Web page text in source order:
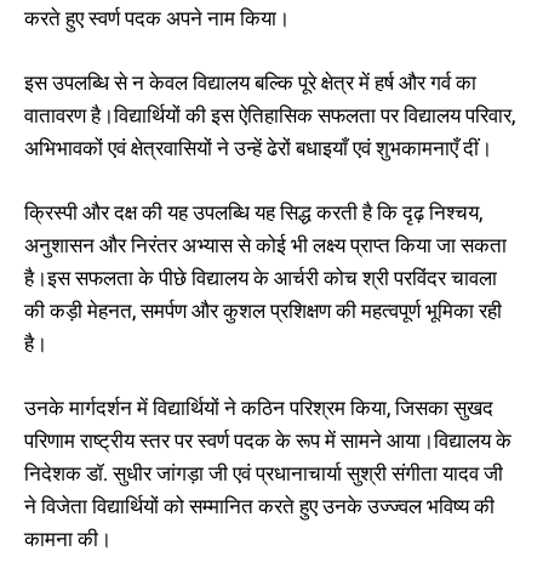
करते हुए स्वर्ण पदक अपने नाम किया।
इस उपलब्धि से न केवल विद्यालय बल्कि पूरे क्षेत्र में हर्ष और गर्व का
वातावरण है।विद्यार्थियों की इस ऐतिहासिक सफलता पर विद्यालय परिवार,
अभिभावकों एवं क्षेत्रवासियों ने उन्हें ढेरों बधाइयाँ एवं शुभकामनाएँ दीं।
क्रिस्पी और दक्ष की यह उपलब्धि यह सिद्ध करती है कि दृढ़ निश्चय,
अनुशासन और निरंतर अभ्यास से कोई भी लक्ष्य प्राप्त किया जा सकता
है।इस सफलता के पीछे विद्यालय के आर्चरी कोच श्री परविंदर चावला
की कड़ी मेहनत, समर्पण और कुशल प्रशिक्षण की महत्वपूर्ण भूमिका रही
है।
उनके मार्गदर्शन में विद्यार्थियों ने कठिन परिश्रम किया, जिसका सुखद
परिणाम राष्ट्रीय स्तर पर स्वर्ण पदक के रूप में सामने आया।विद्यालय के
निदेशक डॉ. सुधीर जांगड़ा जी एवं प्रधानाचार्या सुश्री संगीता यादव जी
ने विजेता विद्यार्थियों को सम्मानित करते हुए उनके उज्ज्वल भविष्य की
कामना की।